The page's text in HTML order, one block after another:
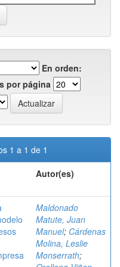
En orden:
por página
1 a 1 de 1
Autor(es)
Maldonado
Matute, Juan
Manuel; Cárdenas
Molina, Leslie
Monserrath;